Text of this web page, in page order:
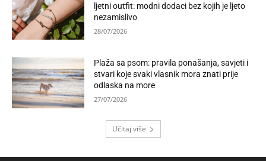
ljetni outfit: modni dodaci bez kojih je ljeto
nezamislivo
28/07/2026
Plaža sa psom: pravila ponašanja, savjeti i
stvari koje svaki vlasnik mora znati prije
odlaska na more
27/07/2026
Učitaj više